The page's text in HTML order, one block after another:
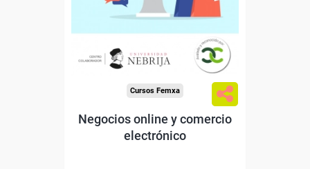
Doble titulación
Compra segura
Cursos Femxa
Negocios online y comercio
electrónico